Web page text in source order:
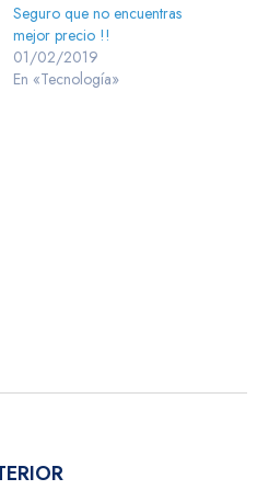
Seguro que no encuentras
mejor precio !!
01/02/2019
En «Tecnología»